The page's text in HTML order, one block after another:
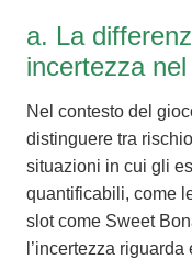
a. La
incertezza nel
Nel contesto del
distinguere tra
situazioni in cui gli
quantificabili, come
slot come Sweet
l’incertezza